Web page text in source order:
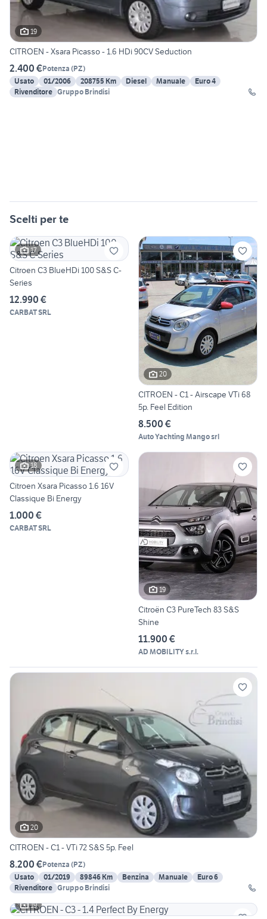
19
CITROEN - Xsara Picasso - 1.6 HDi 90CV Seduction
2.400 €Potenza (PZ)
Usato
01/2006 208755 Km Diesel Manuale
Euro 4
Rivenditore Gruppo Brindisi
Scelti per te
17
Citroen C3 BlueHDi 100 S&S C-
Series
12.990 €
CARBAT SRL
20
CITROEN - C1 - Airscape VTi 68
5p. Feel Edition
8.500 €
Auto Yachting Mango srl
18
Citroen Xsara Picasso 1.6 16V
Classique Bi Energy
1.000 €
CARBAT SRL
19
Citroën C3 PureTech 83 S&S
Shine
11.900 €
AD MOBILITY s.r.l.
20
CITROEN - C1 - VTi 72 S&S 5p. Feel
8.200 €Potenza (PZ)
Usato
01/2019 89846 Km Benzina Manuale
Euro 6
Rivenditore Gruppo Brindisi
19